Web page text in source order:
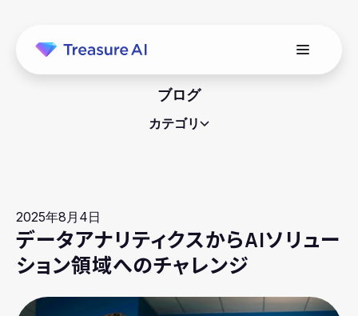
ブログ
カテゴリ
2025年8月4日
データアナリティクスからAIソリュー
ション領域へのチャレンジ